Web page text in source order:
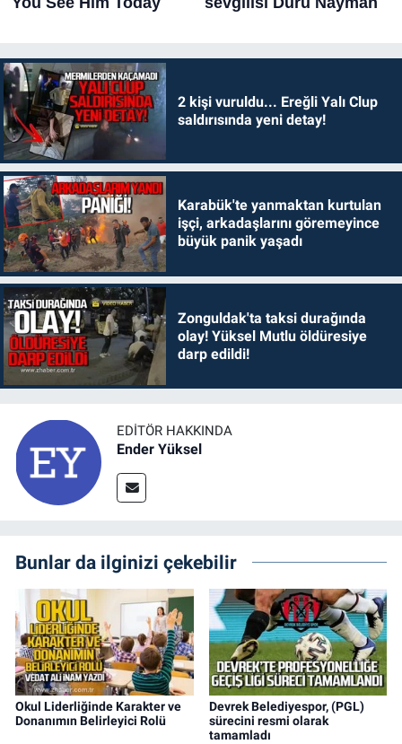
2 kişi vuruldu... Ereğli Yalı Clup
saldırısında yeni detay!
Karabük'te yanmaktan kurtulan
işçi, arkadaşlarını göremeyince
büyük panik yaşadı
Zonguldak'ta taksi durağında
olay! Yüksel Mutlu öldüresiye
darp edildi!
EDITÖR HAKKINDA
Ender Yüksel
Bunlar da ilginizi çekebilir
Okul Liderliğinde Karakter ve
Donanımın Belirleyici Rolü
Devrek Belediyespor, (PGL)
sürecini resmi olarak
tamamladı